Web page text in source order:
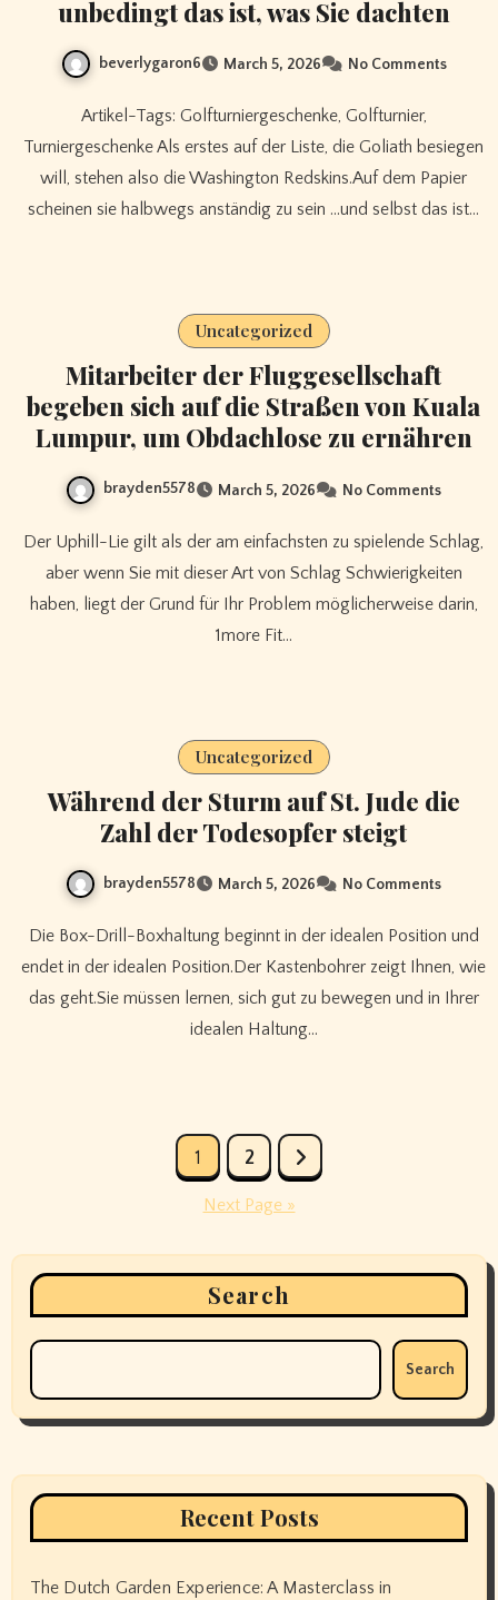
unbedingt das ist, was Sie dachten
beverlygaron6 March 5, 2026 No Comments
Artikel-Tags: Golfturniergeschenke, Golfturnier,
Turniergeschenke Als erstes auf der Liste, die Goliath besiegen
will, stehen also die Washington Redskins.Auf dem Papier
scheinen sie halbwegs anständig zu sein …und selbst das ist…
Uncategorized
Mitarbeiter der Fluggesellschaft
begeben sich auf die Straßen von Kuala
Lumpur, um Obdachlose zu ernähren
brayden5578 March 5, 2026 No Comments
Der Uphill-Lie gilt als der am einfachsten zu spielende Schlag,
aber wenn Sie mit dieser Art von Schlag Schwierigkeiten
haben, liegt der Grund für Ihr Problem möglicherweise darin,
1more Fit…
Uncategorized
Während der Sturm auf St. Jude die
Zahl der Todesopfer steigt
brayden5578 March 5, 2026 No Comments
Die Box-Drill-Boxhaltung beginnt in der idealen Position und
endet in der idealen Position.Der Kastenbohrer zeigt Ihnen, wie
das geht.Sie müssen lernen, sich gut zu bewegen und in Ihrer
idealen Haltung…
1 2
Next Page »
Search
Search
Recent Posts
The Dutch Garden Experience: A Masterclass in